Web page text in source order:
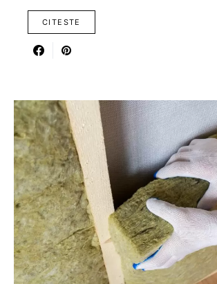
CITESTE